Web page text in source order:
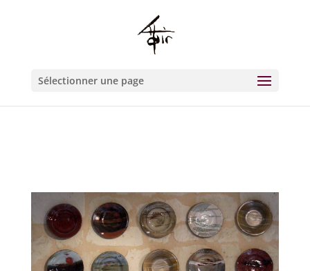
: Constant WP_CRON_LOCK_TIMEOUT already defined in
on line93
Sélectionner une page